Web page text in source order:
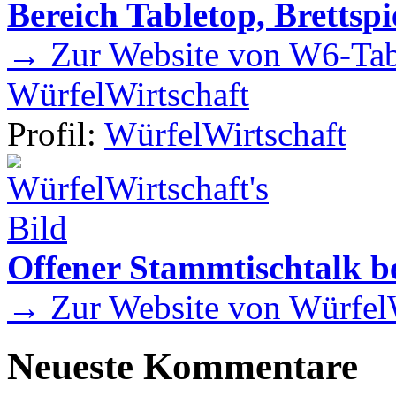
Bereich Tabletop,
→ Zur Website von W6-
WürfelWirtschaft
Profil: WürfelWirtschaft
Offener Stammtischtalk
→ Zur Website von
Neueste Kommentare